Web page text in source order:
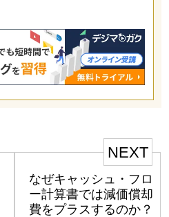
NEXT
なぜキャッシュ・フロ
ー計算書では減価償却
費をプラスするのか？